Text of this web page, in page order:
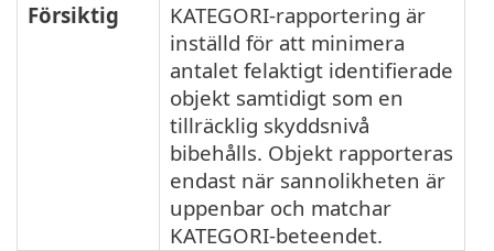
Försiktig
KATEGORI-rapportering är
inställd för att minimera
antalet felaktigt identifierade
objekt samtidigt som en
tillräcklig skyddsnivå
bibehålls. Objekt rapporteras
endast när sannolikheten är
uppenbar och matchar
KATEGORI-beteendet.